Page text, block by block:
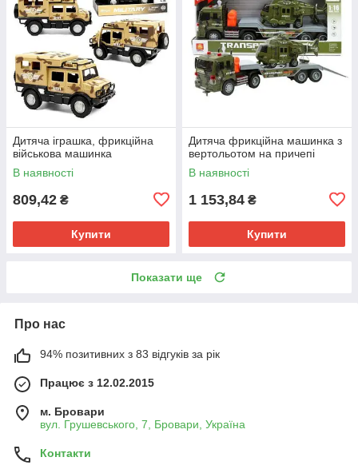
Дитяча іграшка, фрикційна
військова машинка
В наявності
809,42 ₴
Купити
Дитяча фрикційна машинка з
вертольотом на причепі
В наявності
1 153,84 ₴
Купити
Показати ще
Про нас
94% позитивних з 83 відгуків за рік
Працює з 12.02.2015
м. Бровари
вул. Грушевського, 7, Бровари, Україна
Контакти